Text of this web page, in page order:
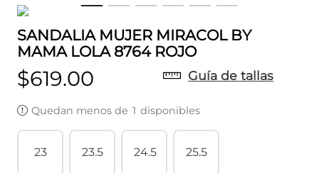
SANDALIA MUJER MIRACOL BY
MAMA LOLA 8764 ROJO
$619.00 Guía de tallas
Quedan menos de 1 disponibles
23 23.5 24.5 25.5